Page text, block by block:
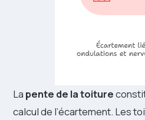
La pente de la toiture
calcul de l’écartement. Les